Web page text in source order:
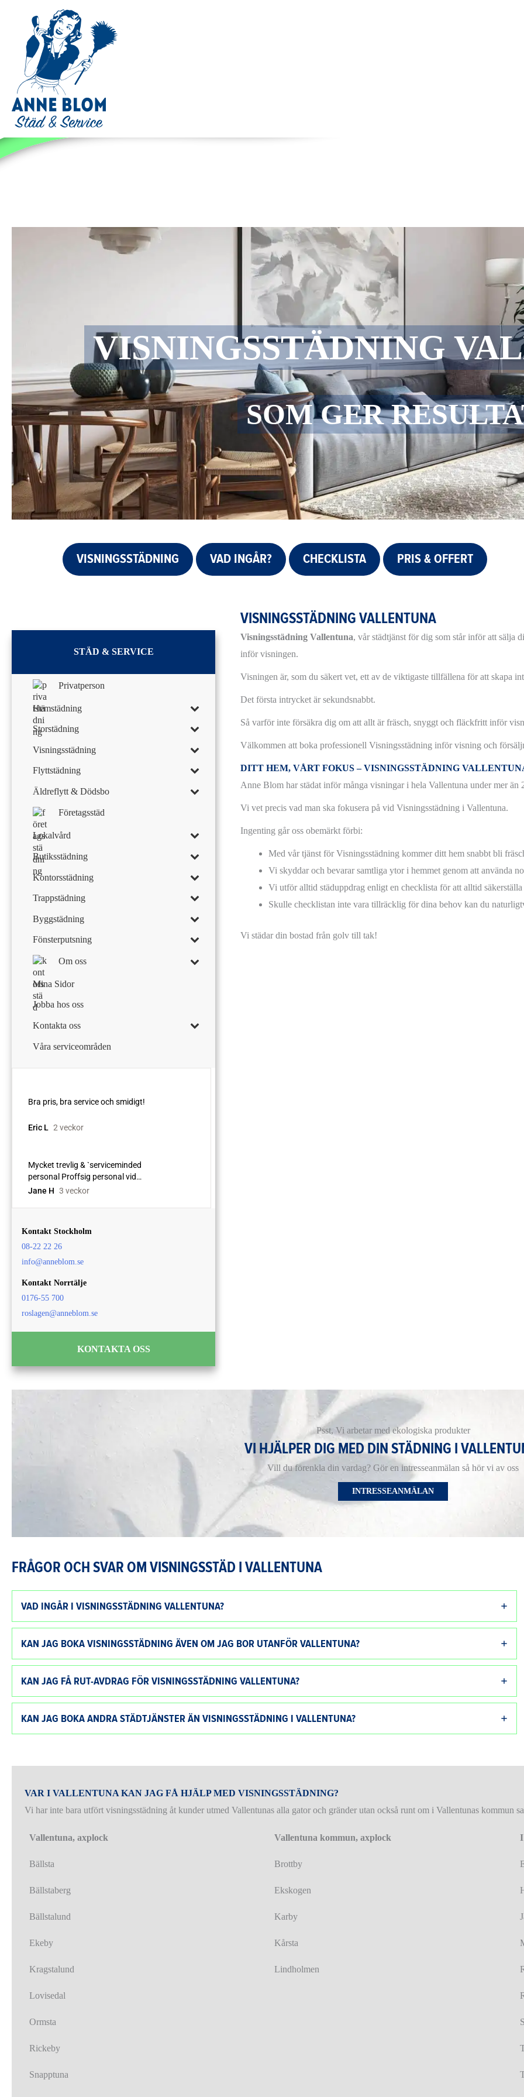
VISNINGSSTÄDNING
SOM GER
VISNINGSSTÄDNING VAD INGÅR? CHECKLISTA PRIS & OFFERT
STÄD & SERVICE
Privatperson
Hemstädning
Storstädning
Visningsstädning
Flyttstädning
Äldreflytt & Dödsbo
Företagsstäd
Lokalvård
Butiksstädning
Kontorsstädning
Trappstädning
Byggstädning
Fönsterputsning
Om oss
Mina Sidor
Jobba hos oss
Kontakta oss
Våra serviceområden
Kontakt Stockholm
08-22 22 26
info@anneblom.se
Kontakt Norrtälje
0176-55 700
roslagen@anneblom.se
KONTAKTA OSS
VISNINGSSTÄDNING VALLENTUNA
Visningsstädning Vallentuna, vår städtjänst för dig som står inför att sälja
inför visningen.
Visningen är, som du säkert vet, ett av de viktigaste tillfällena för att skapa
Det första intrycket är sekundsnabbt.
Så varför inte försäkra dig om att allt är fräsch, snyggt och fläckfritt inför
Välkommen att boka professionell Visningsstädning inför visning och
DITT HEM, VÅRT FOKUS – VISNINGSSTÄDNING
Anne Blom har städat inför många visningar i hela Vallentuna under mer än
Vi vet precis vad man ska fokusera på vid Visningsstädning i Vallentuna.
Ingenting går oss obemärkt förbi:
Med vår tjänst för Visningsstädning kommer ditt hem snabbt bli
Vi skyddar och bevarar samtliga ytor i hemmet genom att använda
Vi utför alltid städuppdrag enligt en checklista för att alltid
Skulle checklistan inte vara tillräcklig för dina behov kan du
Vi städar din bostad från golv till tak!
Psst, Vi arbetar med ekologiska produkter
VI HJÄLPER DIG MED DIN STÄDNING I
Vill du förenkla din vardag? Gör en intresseanmälan så hör vi av oss
INTRESSEANMÄLAN
FRÅGOR OCH SVAR OM VISNINGSSTÄD I VALLENTUNA
VAD INGÅR I VISNINGSSTÄDNING VALLENTUNA?
KAN JAG BOKA VISNINGSSTÄDNING ÄVEN OM JAG BOR UTANFÖR VALLENTUNA?
KAN JAG FÅ RUT-AVDRAG FÖR VISNINGSSTÄDNING VALLENTUNA?
KAN JAG BOKA ANDRA STÄDTJÄNSTER ÄN VISNINGSSTÄDNING I VALLENTUNA?
VAR I VALLENTUNA KAN JAG FÅ HJÄLP MED VISNINGSSTÄDNING?
Vi har inte bara utfört visningsstädning åt kunder utmed Vallentunas alla gator och gränder utan också runt om i Vallentunas kommun
Vallentuna, axplock Vallentuna kommun, axplock
Bällsta Brottby
Bällstaberg Ekskogen
Bällstalund Karby
Ekeby Kårsta
Kragstalund Lindholmen
Lovisedal
Ormsta
Rickeby
Snapptuna